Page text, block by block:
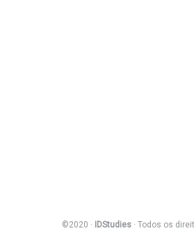
©2020 · IDStudies· Todos os